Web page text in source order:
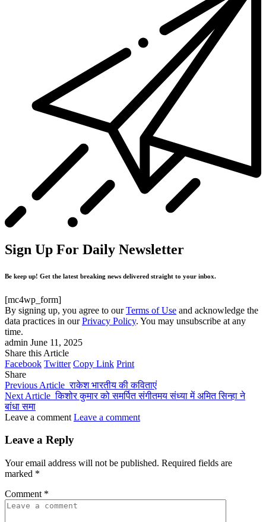
Sign Up For Daily Newsletter
Be keep up! Get the latest breaking news delivered straight to your inbox.
[mc4wp_form]
By signing up, you agree to ourTerms of Use and acknowledge the
data practices in ourPrivacy Policy. You may unsubscribe at any
time.
admin June 11, 2025
Share this Article
Facebook Twitter Copy Link Print
Share
Previous Article राकेश भारतीय की कविताएं
Next Article किशोर कुमार को समर्पित संगीतमय संध्या में अमित सिन्हा ने
बांधा समा
Leave a comment Leave a comment
Leave a Reply
Your email address will not be published. Required fields are
marked *
Comment *